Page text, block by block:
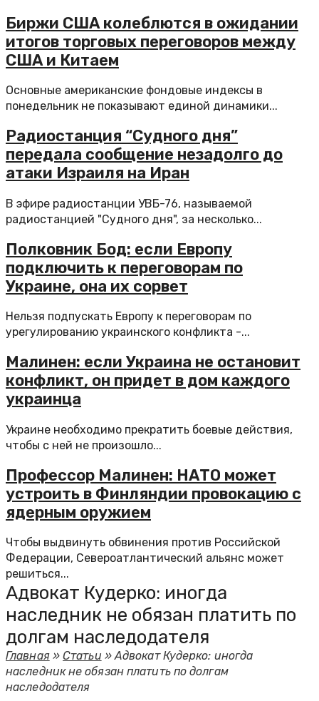
Биржи США колеблются в ожидании
итогов торговых переговоров между
США и Китаем
Основные американские фондовые индексы в
понедельник не показывают единой динамики...
Радиостанция “Судного дня”
передала сообщение незадолго до
атаки Израиля на Иран
В эфире радиостанции УВБ-76, называемой
радиостанцией "Судного дня", за несколько...
Полковник Бод: если Европу
подключить к переговорам по
Украине, она их сорвет
Нельзя подпускать Европу к переговорам по
урегулированию украинского конфликта -...
Малинен: если Украина не остановит
конфликт, он придет в дом каждого
украинца
Украине необходимо прекратить боевые действия,
чтобы с ней не произошло...
Профессор Малинен: НАТО может
устроить в Финляндии провокацию с
ядерным оружием
Чтобы выдвинуть обвинения против Российской
Федерации, Североатлантический альянс может
решиться...
Адвокат Кудерко: иногда
наследник не обязан платить по
долгам наследодателя
Главная»Статьи »Адвокат Кудерко: иногда
наследник не обязан платить по долгам
наследодателя